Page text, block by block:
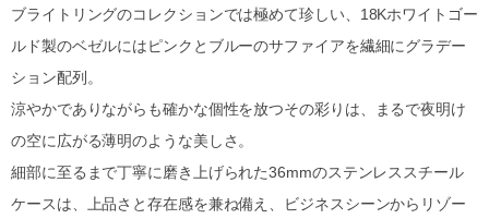
ブライトリングのコレクションでは極めて珍しい、18Kホワイトゴー
ルド製のベゼルにはピンクとブルーのサファイアを繊細にグラデー
ション配列。
涼やかでありながらも確かな個性を放つその彩りは、まるで夜明け
の空に広がる薄明のような美しさ。
細部に至るまで丁寧に磨き上げられた36mmのステンレススチール
ケースは、上品さと存在感を兼ね備え、ビジネスシーンからリゾー